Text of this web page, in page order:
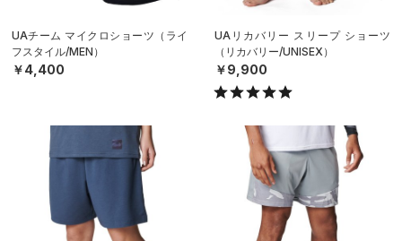
UAチーム マイクロショーツ（ライ
フスタイル/MEN）
￥4,400
UAリカバリー スリープ ショーツ
（リカバリー/UNISEX）
￥9,900